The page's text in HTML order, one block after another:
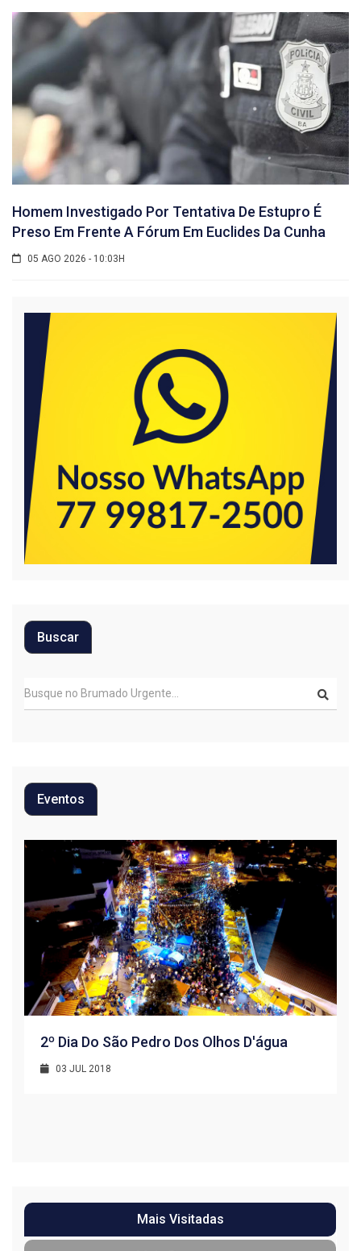
Homem Investigado Por Tentativa De Estupro É
Preso Em Frente A Fórum Em Euclides Da Cunha
05 AGO 2026 - 10:03H
Buscar
Eventos
2º Dia Do São Pedro Dos Olhos D'água
03 JUL 2018
Mais Visitadas